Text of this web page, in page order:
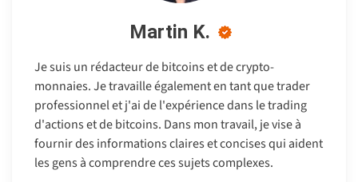
Martin K.
Je suis un rédacteur de bitcoins et de crypto-
monnaies. Je travaille également en tant que trader
professionnel et j'ai de l'expérience dans le trading
d'actions et de bitcoins. Dans mon travail, je vise à
fournir des informations claires et concises qui aident
les gens à comprendre ces sujets complexes.